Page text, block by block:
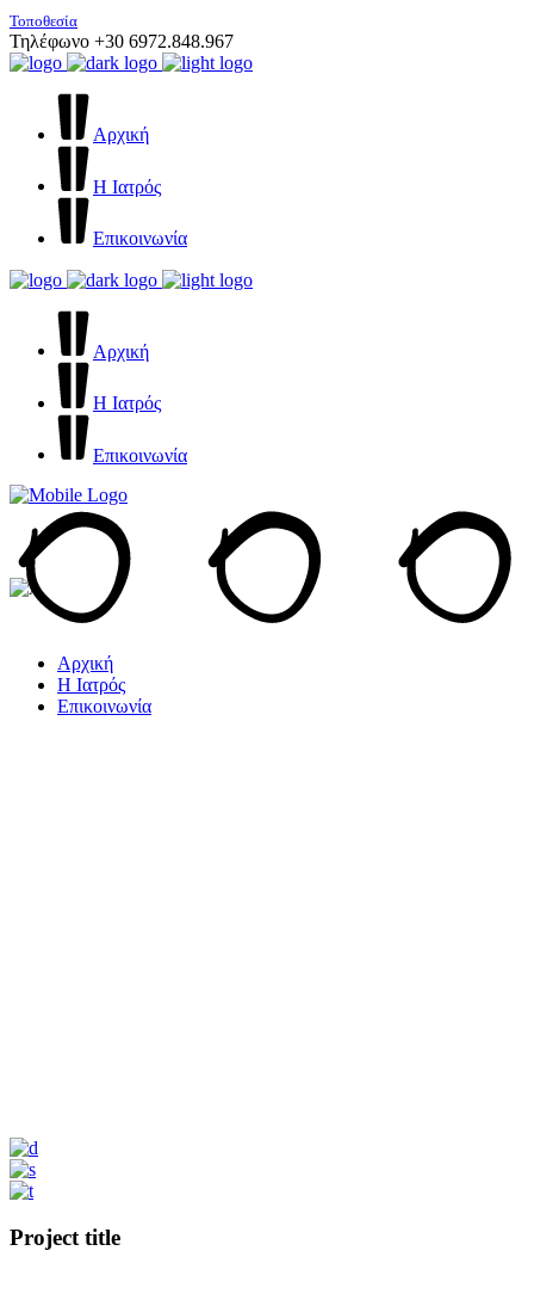
Τοποθεσία
Τηλέφωνο +30 6972.848.967
Αρχική
Η Ιατρός
Επικοινωνία
Αρχική
Η Ιατρός
Επικοινωνία
Αρχική
Η Ιατρός
Επικοινωνία
Project title